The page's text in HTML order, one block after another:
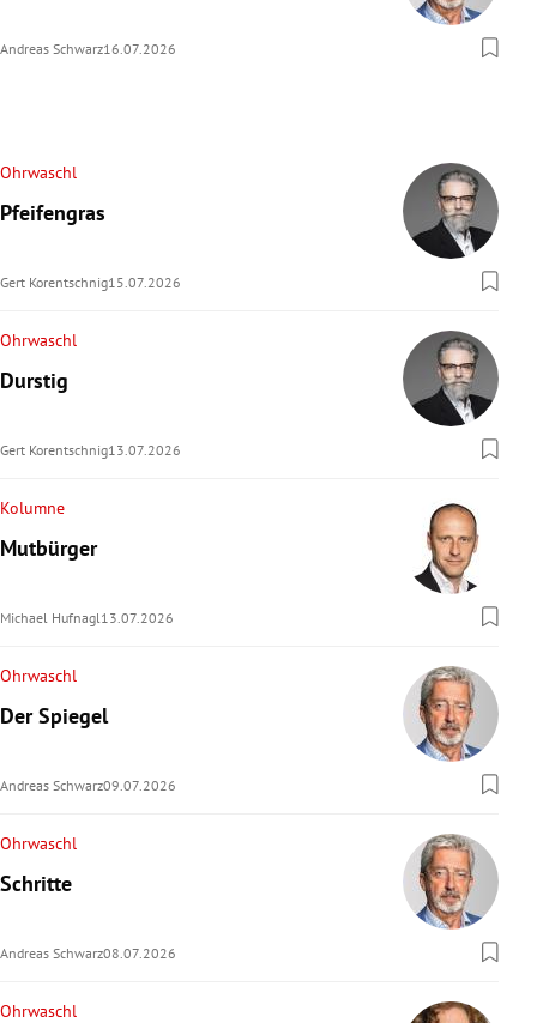
Andreas Schwarz16.07.2026
Ohrwaschl
Pfeifengras
Gert Korentschnig15.07.2026
Ohrwaschl
Durstig
Gert Korentschnig13.07.2026
Kolumne
Mutbürger
Michael Hufnagl 13.07.2026
Ohrwaschl
Der Spiegel
Andreas Schwarz09.07.2026
Ohrwaschl
Schritte
Andreas Schwarz08.07.2026
Ohrwaschl